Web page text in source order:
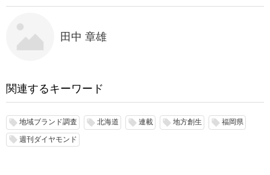
田中 章雄
関連するキーワード
local_offer 地域ブランド調査 local_offer 北海道 local_offer 連載 local_offer 地方創生 local_offer 福岡県
local_offer 週刊ダイヤモンド